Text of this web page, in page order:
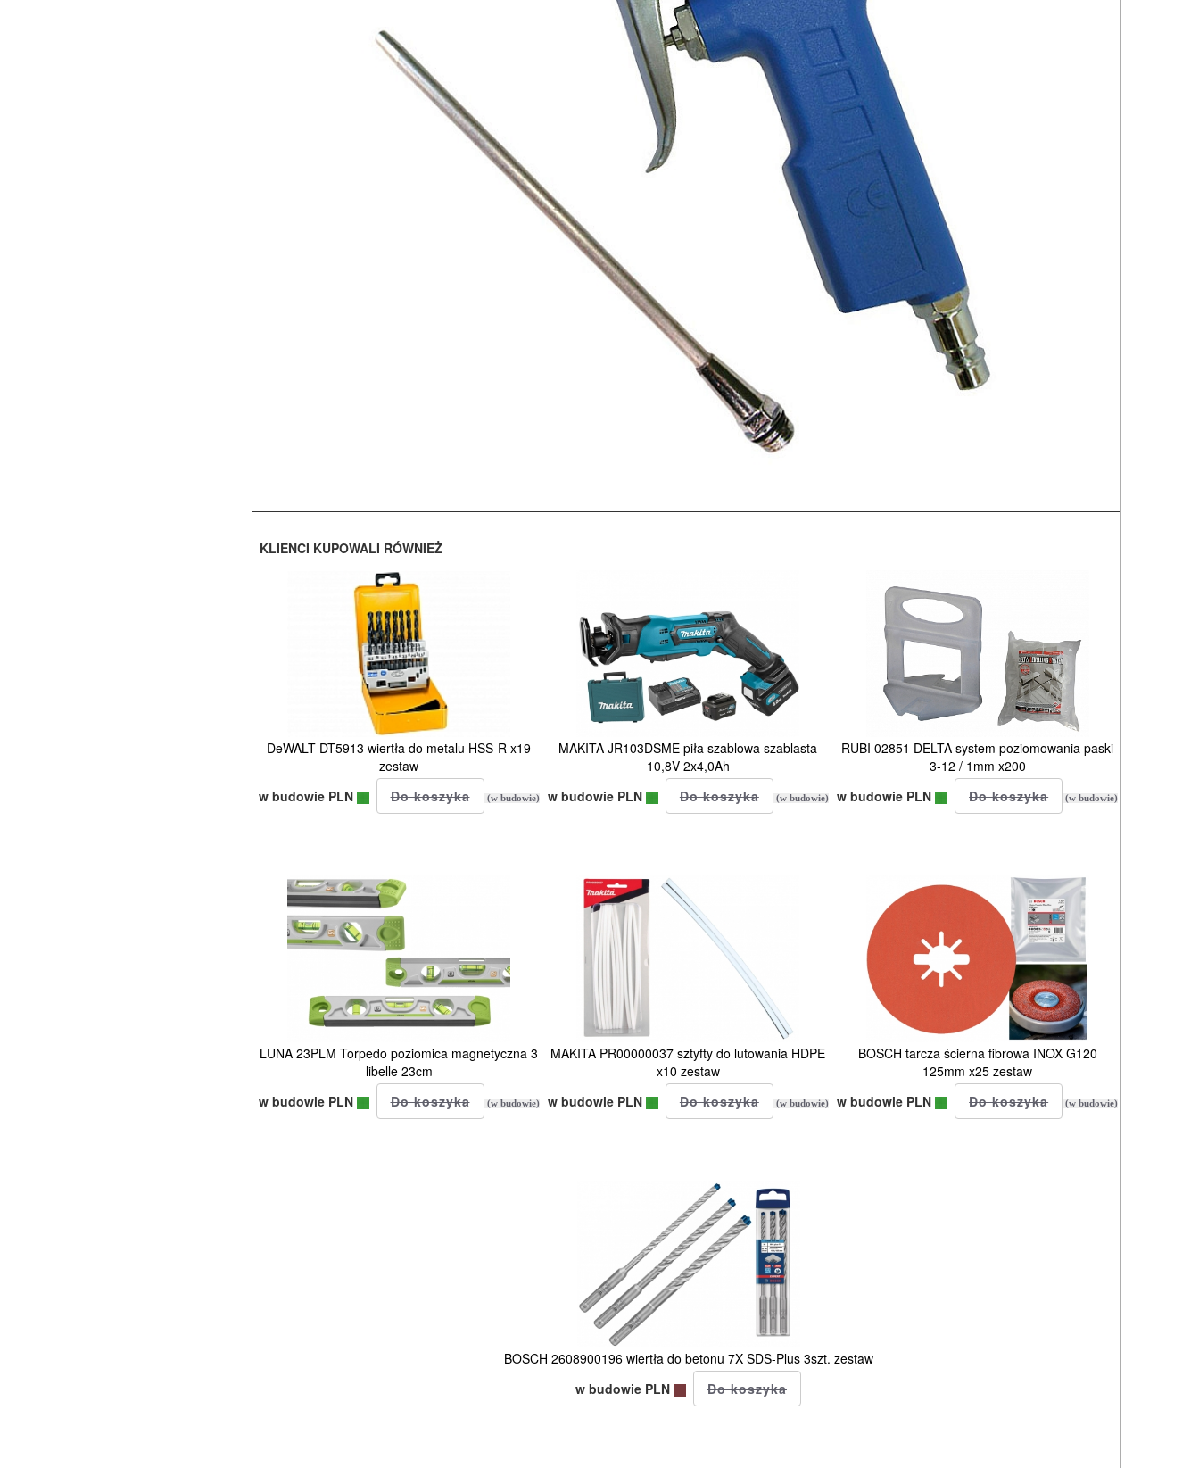
KLIENCI KUPOWALI RÓWNIEŻ
DeWALT DT5913 wiertła do metalu HSS-R x19
zestaw
w budowie PLN
(w budowie)
MAKITA JR103DSME piła szablowa szablasta
10,8V 2x4,0Ah
w budowie PLN
(w budowie)
RUBI 02851 DELTA system poziomowania paski
3-12 / 1mm x200
w budowie PLN
(w budowie)
LUNA 23PLM Torpedo poziomica magnetyczna 3
libelle 23cm
w budowie PLN
(w budowie)
MAKITA PR00000037 sztyfty do lutowania HDPE
x10 zestaw
w budowie PLN
(w budowie)
BOSCH tarcza ścierna fibrowa INOX G120
125mm x25 zestaw
w budowie PLN
(w budowie)
BOSCH 2608900196 wiertła do betonu 7X SDS-Plus 3szt. zestaw
w budowie PLN